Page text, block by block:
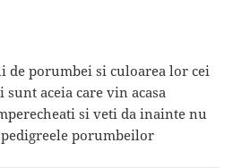
de porumbei si culoarea lor cei
aceia care vin acasa
si veti da inainte nu
porumbeilor